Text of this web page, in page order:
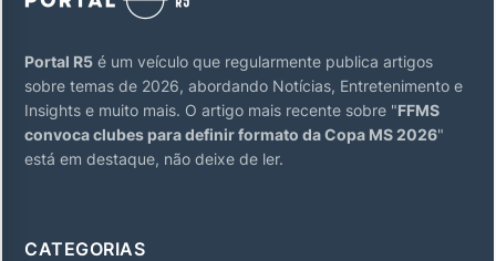
Portal R5 é um veículo que regularmente publica artigos
sobre temas de 2026, abordando Notícias, Entretenimento e
Insights e muito mais. O artigo mais recente sobre "FFMS
convoca clubes para definir formato da Copa MS 2026"
está em destaque, não deixe de ler.
CATEGORIAS